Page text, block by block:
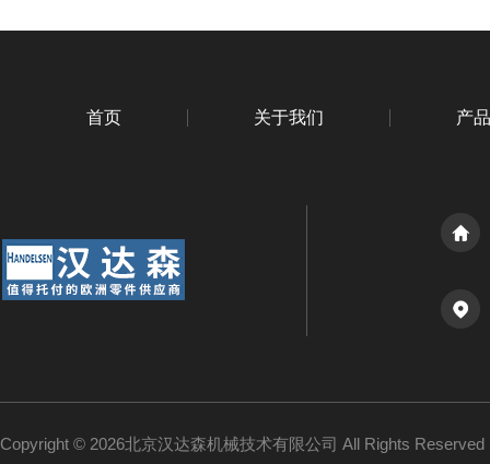
首页 关于我们 产
Copyright © 2026北京汉达森机械技术有限公司 All Rights